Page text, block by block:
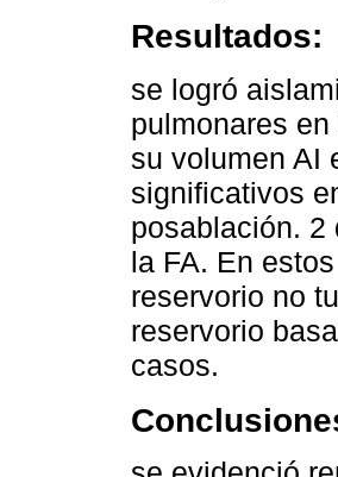
Resultados:
se logró
pulmonares
su volumen AI
significativos
posablación. 2
la FA. En
reservorio no
reservorio
casos.